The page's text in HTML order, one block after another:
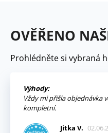
OVĚŘENO
Prohlédněte si vybraná
Výhody:
Vždy mi přišla objednávka
kompletní.
Jitka V.